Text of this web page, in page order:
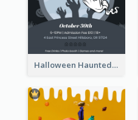
Halloween Haunted House Party Poster